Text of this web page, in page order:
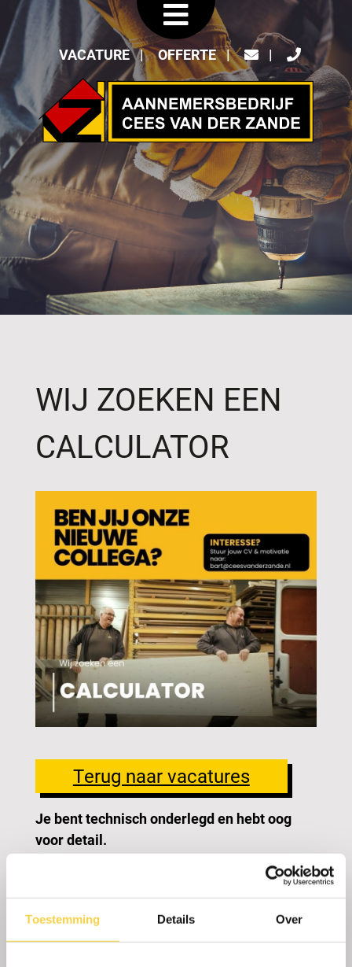
Toestemming Details Over
VACATURE OFFERTE
WIJ ZOEKEN EEN
CALCULATOR
Terug naar vacatures
Je bent technisch onderlegd en hebt oog
voor detail.
Aannemersbedrijf Cees van der Zande uit
Fijnaart
is op zoek naar eencalculator full time.